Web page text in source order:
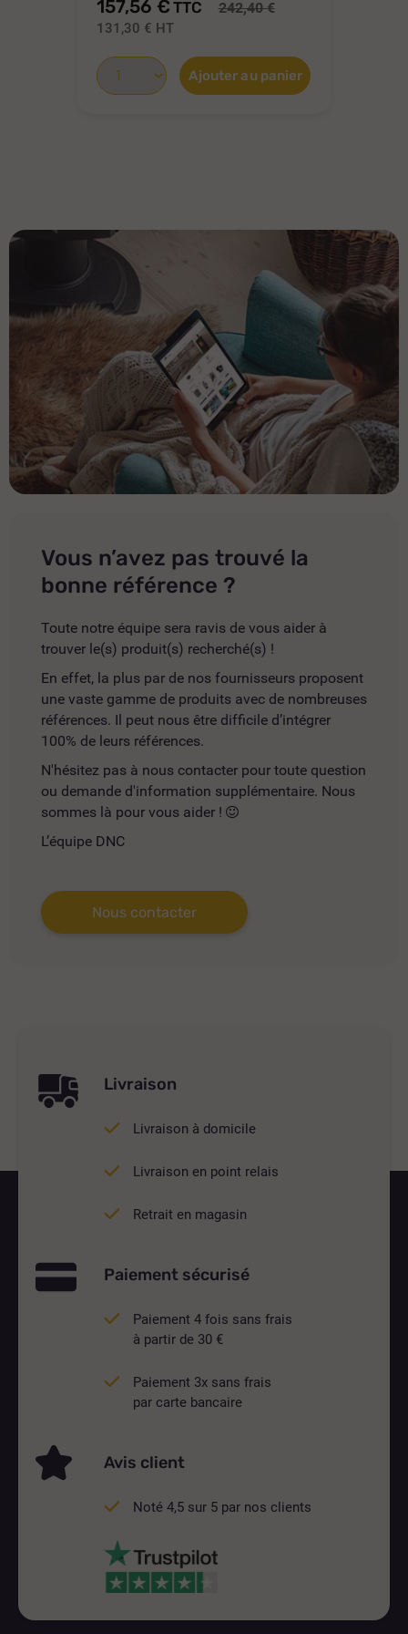
157,56 € TTC 242,40 €
131,30 € HT
Ajouter au panier
Vous n’avez pas trouvé la
bonne référence ?
Toute notre équipe sera ravis de vous aider à
trouver le(s) produit(s) recherché(s) !
En effet, la plus par de nos fournisseurs proposent
une vaste gamme de produits avec de nombreuses
références. Il peut nous être difficile d’intégrer
100% de leurs références.
N'hésitez pas à nous contacter pour toute question
ou demande d'information supplémentaire. Nous
sommes là pour vous aider !
L’équipe DNC
Nous contacter
Livraison
Livraison à domicile
Livraison en point relais
Retrait en magasin
Paiement sécurisé
Paiement 4 fois sans frais
à partir de 30 €
Paiement 3x sans frais
par carte bancaire
Avis client
Noté 4,5 sur 5 par nos clients